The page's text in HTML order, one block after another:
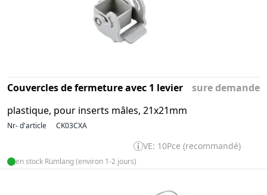
Couvercles de fermeture avec 1 levier
plastique, pour inserts mâles, 21x21mm
sure demande
Nr- d'article CK03CXA
VE: 10Pce (recommandé)
en stock Rümlang (environ 1-2 jours)